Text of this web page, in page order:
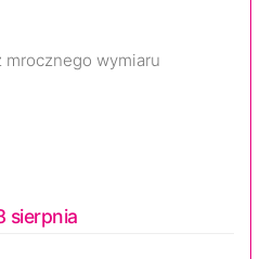
mrocznego wymiaru
sierpnia